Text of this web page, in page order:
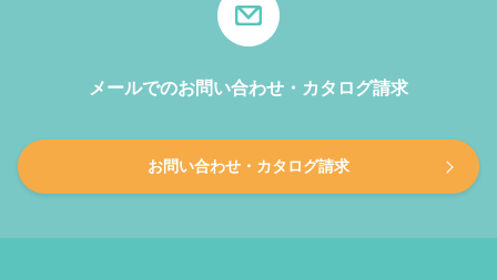
メールでのお問い合わせ・カタログ請求
お問い合わせ・カタログ請求